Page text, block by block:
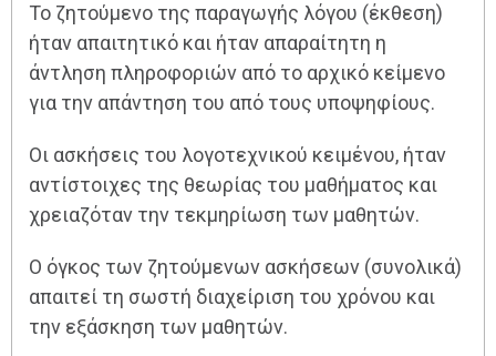
Το ζητούμενο της παραγωγής λόγου (έκθεση)
ήταν απαιτητικό και ήταν απαραίτητη η
άντληση πληροφοριών από το αρχικό κείμενο
για την απάντηση του από τους υποψηφίους.
Οι ασκήσεις του λογοτεχνικού κειμένου, ήταν
αντίστοιχες της θεωρίας του μαθήματος και
χρειαζόταν την τεκμηρίωση των μαθητών.
Ο όγκος των ζητούμενων ασκήσεων (συνολικά)
απαιτεί τη σωστή διαχείριση του χρόνου και
την εξάσκηση των μαθητών.